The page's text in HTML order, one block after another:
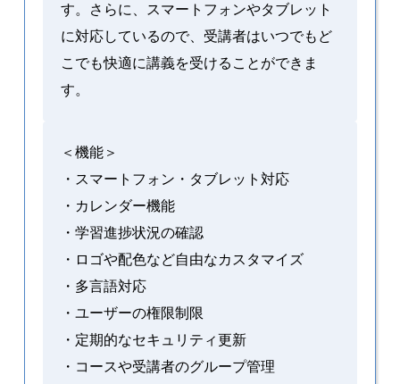
す。さらに、スマートフォンやタブレット
に対応しているので、受講者はいつでもど
こでも快適に講義を受けることができま
す。
＜機能＞
・スマートフォン・タブレット対応
・カレンダー機能
・学習進捗状況の確認
・ロゴや配色など自由なカスタマイズ
・多言語対応
・ユーザーの権限制限
・定期的なセキュリティ更新
・コースや受講者のグループ管理